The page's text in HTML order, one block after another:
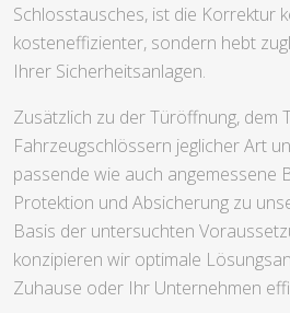
Schlosstausches, ist die Korrektur
kosteneffizienter, sondern hebt
Ihrer Sicherheitsanlagen.
Zusätzlich zu der Türöffnung, dem
Fahrzeugschlössern jeglicher Art
passende wie auch angemessene
Protektion und Absicherung zu
Basis der untersuchten
konzipieren wir optimale
Zuhause oder Ihr Unternehmen